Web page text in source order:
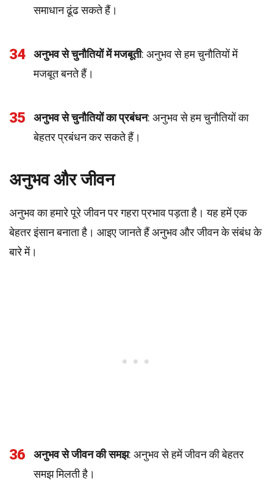
समाधान ढूंढ सकते हैं।
34 अनुभव से चुनौतियों में मजबूती: अनुभव से हम चुनौतियों में
मजबूत बनते हैं।
35 अनुभव से चुनौतियों का प्रबंधन: अनुभव से हम चुनौतियों का
बेहतर प्रबंधन कर सकते हैं।
अनुभव और जीवन
अनुभव का हमारे पूरे जीवन पर गहरा प्रभाव पड़ता है। यह हमें एक
बेहतर इंसान बनाता है। आइए जानते हैं अनुभव और जीवन के संबंध के
बारे में।
36 अनुभव से जीवन की समझ: अनुभव से हमें जीवन की बेहतर
समझ मिलती है।